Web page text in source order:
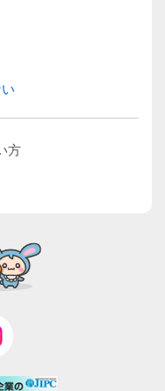
方